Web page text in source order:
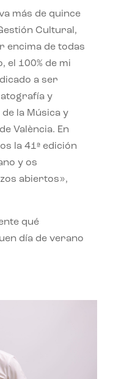
más de quince
Cultural,
encima de todas
el 100% de mi
a ser
y
la Música y
València. En
la 41ª edición
y os
abiertos»,
qué
día de verano